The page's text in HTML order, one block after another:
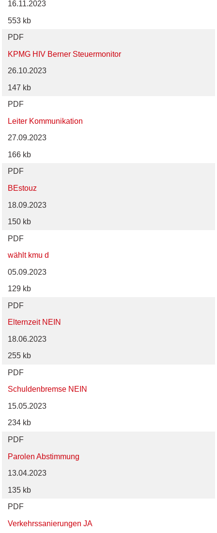
16.11.2023
553 kb
PDF
KPMG HIV Berner Steuermonitor
26.10.2023
147 kb
PDF
Leiter Kommunikation
27.09.2023
166 kb
PDF
BEstouz
18.09.2023
150 kb
PDF
wählt kmu d
05.09.2023
129 kb
PDF
Elternzeit NEIN
18.06.2023
255 kb
PDF
Schuldenbremse NEIN
15.05.2023
234 kb
PDF
Parolen Abstimmung
13.04.2023
135 kb
PDF
Verkehrssanierungen JA